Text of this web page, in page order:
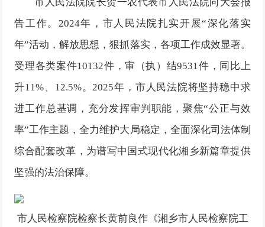
市人民法院院长贺一农代表市人民法院向大会报
告工作。2024年，市人民法院扎实开展“深化落实
年”活动，解放思想，狠抓落实，各项工作成效显著。
受理各类案件10132件，审（执）结9531件，同比上
升11%、12.5%。2025年，市人民法院将坚持稳中求
进工作总基调，充分发挥审判职能，聚焦“公正与效
率”工作主题，全力维护大局稳定，全面深化司法体制
综合配套改革，为谱写中国式现代化湘乡新篇章提供
坚强的法治保障。
市人民检察院检察长黄前良作《湘乡市人民检察院工